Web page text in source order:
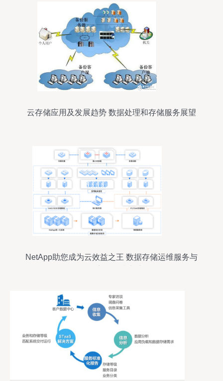
云存储应用及发展趋势 数据处理和存储服务展望
NetApp助您成为云效益之王 数据存储运维服务与